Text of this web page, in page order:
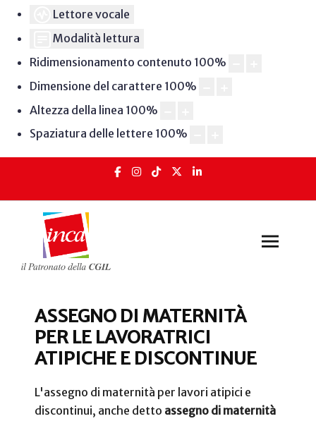
Lettore vocale
Modalità lettura
Ridimensionamento contenuto 100%
Dimensione del carattere 100%
Altezza della linea 100%
Spaziatura delle lettere 100%
ASSEGNO DI MATERNITÀ
PER LE LAVORATRICI
ATIPICHE E DISCONTINUE
L'assegno di maternità per lavori atipici e
discontinui, anche detto assegno di maternità